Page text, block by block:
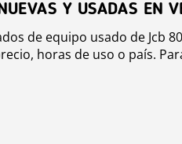
Y USADAS EN
de equipo usado de Jcb
horas de uso o país.